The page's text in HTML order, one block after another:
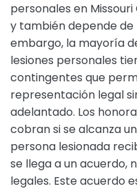
personales en
y también depende de
embargo, la mayoría
lesiones personales
contingentes que
representación legal
adelantado. Los
cobran si se alcanza
persona lesionada
se llega a un acuerdo,
legales. Este acuerdo